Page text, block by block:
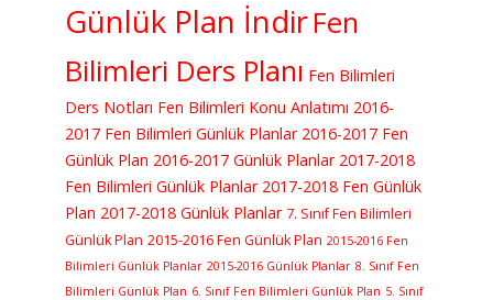
Günlük Plan İndirFen
Bilimleri Ders Planı Fen Bilimleri
Ders Notları Fen Bilimleri Konu Anlatımı 2016-
2017 Fen Bilimleri Günlük Planlar 2016-2017 Fen
Günlük Plan 2016-2017 Günlük Planlar 2017-2018
Fen Bilimleri Günlük Planlar 2017-2018 Fen Günlük
Plan 2017-2018 Günlük Planlar 7. Sınıf Fen Bilimleri
Günlük Plan 2015-2016 Fen Günlük Plan 2015-2016 Fen
Bilimleri Günlük Planlar 2015-2016 Günlük Planlar 8. Sınıf Fen
Bilimleri Günlük Plan 6. Sınıf Fen Bilimleri Günlük Plan 5. Sınıf